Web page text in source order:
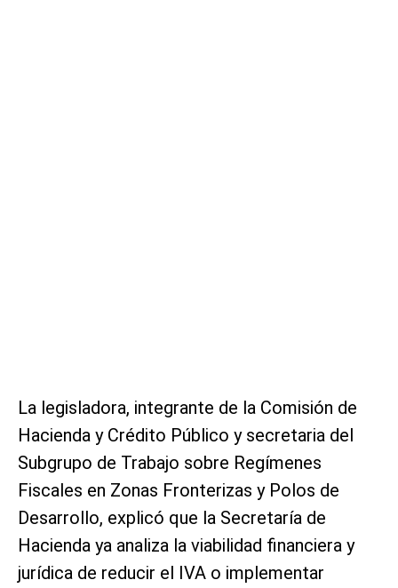
La legisladora, integrante de la Comisión de
Hacienda y Crédito Público y secretaria del
Subgrupo de Trabajo sobre Regímenes
Fiscales en Zonas Fronterizas y Polos de
Desarrollo, explicó que la Secretaría de
Hacienda ya analiza la viabilidad financiera y
jurídica de reducir el IVA o implementar